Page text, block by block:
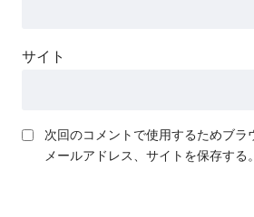
サイト
次回のコメントで使用するためブラ
メールアドレス、サイトを保存する。